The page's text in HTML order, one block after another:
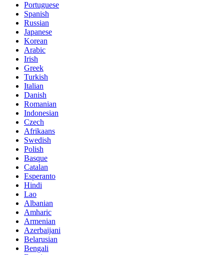
Portuguese
Spanish
Russian
Japanese
Korean
Arabic
Irish
Greek
Turkish
Italian
Danish
Romanian
Indonesian
Czech
Afrikaans
Swedish
Polish
Basque
Catalan
Esperanto
Hindi
Lao
Albanian
Amharic
Armenian
Azerbaijani
Belarusian
Bengali